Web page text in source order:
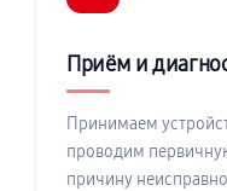
Приём и
Принимаем
проводим
причину